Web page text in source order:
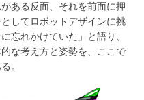
ある反面、それを前面に押
してロボットデザインに挑
忘れかけていた」と語り、
な考え方と姿勢を、ここで
。